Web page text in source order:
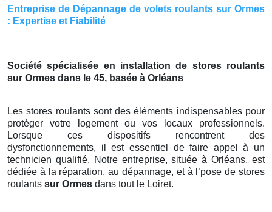
Entreprise de Dépannage de volets roulants sur Ormes
: Expertise et Fiabilité
Société spécialisée en installation de stores roulants
sur Ormes dans le 45, basée à Orléans
Les stores roulants sont des éléments indispensables pour
protéger votre logement ou vos locaux professionnels.
Lorsque ces dispositifs rencontrent des
dysfonctionnements, il est essentiel de faire appel à un
technicien qualifié. Notre entreprise, située à Orléans, est
dédiée à la réparation, au dépannage, et à l’pose de stores
roulants sur Ormes dans tout le Loiret.